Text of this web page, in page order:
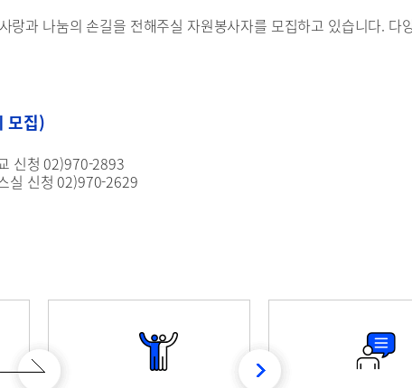
랑과 나눔의 손길을 전해주실 자원봉사자를 모집하고 있습니다.
모집)
신청 02)970-2893
실 신청 02)970-2629